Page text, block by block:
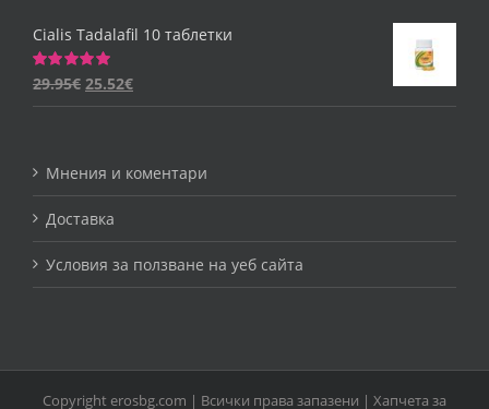
Cialis Tadalafil 10 таблетки
Оценено
от 5
29.95€ 25.52€
Мнения и коментари
Доставка
Условия за ползване на уеб сайта
Copyright erosbg.com | Всички права запазени | Хапчета за